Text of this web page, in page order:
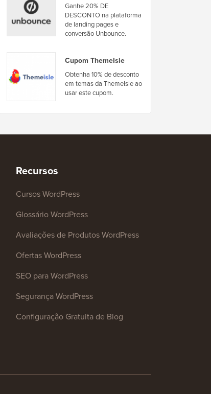
Ganhe 20% DE
DESCONTO na plataforma
de landing pages e
conversão Unbounce.
Cupom ThemeIsle
Obtenha 10% de desconto
em temas da ThemeIsle ao
usar este cupom.
Recursos
Cursos WordPress
Glossário WordPress
Avaliações de Produtos WordPress
Ofertas WordPress
SEO para WordPress
Segurança WordPress
Configuração Gratuita de Blog